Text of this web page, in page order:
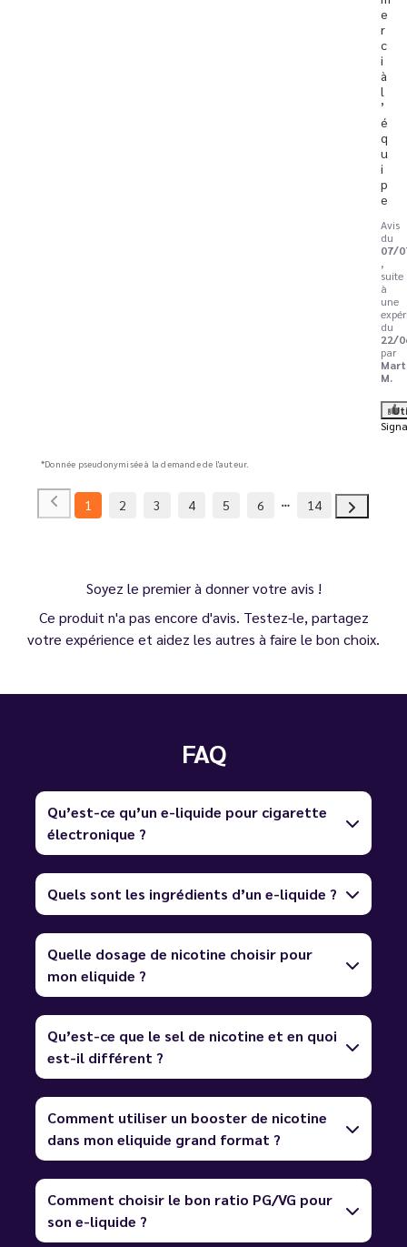
e
r
c
i
à
l
’
é
q
u
i
p
e
Avis
du
07/
,
suite
à
une
du
22/
par
M.
*Donnée pseudonymisée à la demande de l'auteur.
1 2 3 4 5 6 14
Soyez le premier à donner votre avis !
Ce produit n'a pas encore d'avis. Testez-le, partagez
votre expérience et aidez les autres à faire le bon choix.
FAQ
Qu’est-ce qu’un e-liquide pour cigarette
électronique ?
Quels sont les ingrédients d’un e-liquide ?
Quelle dosage de nicotine choisir pour
mon eliquide ?
Qu’est-ce que le sel de nicotine et en quoi
est-il différent ?
Comment utiliser un booster de nicotine
dans mon eliquide grand format ?
Comment choisir le bon ratio PG/VG pour
son e-liquide ?